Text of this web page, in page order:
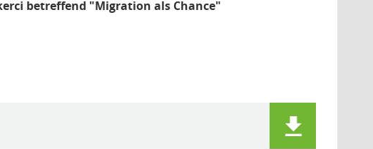
betreffend "Migration als Chance"